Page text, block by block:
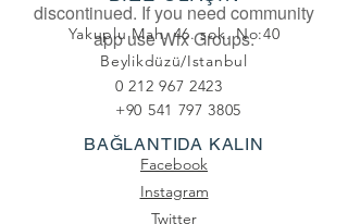
discontinued. If you need community
app use Wix Groups.
Yakuplu Mah. 46. sok. No:40
Beylikdüzü/Istanbul
0 212 967 2423
+90 541 797 3805
BAĞLANTIDA KALIN
Facebook
Instagram
Twitter